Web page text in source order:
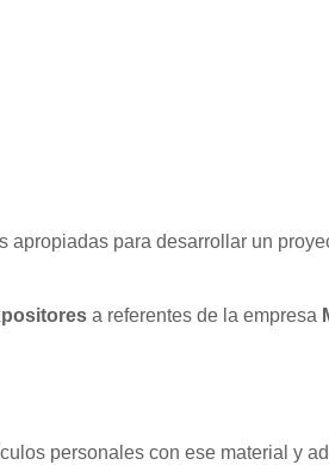
para desarrollar un
a referentes de la empresa
personales con ese material y